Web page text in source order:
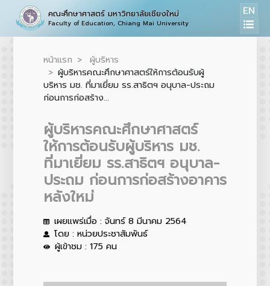
คณะศึกษาศาสตร์ มหาวิทยาลัยเชียงใหม่
Faculty of Education, Chiang Mai University
EN
หน้าแรก
ผู้บริหาร
ผู้บริหารคณะศึกษาศาสตร์ให้การต้อนรับผู้
บริหาร มช. ที่มาเยี่ยม รร.สาธิตฯ อนุบาล-ประถม
ก่อนการก่อสร้าง...
ผู้บริหารคณะศึกษาศาสตร์
ให้การต้อนรับผู้บริหาร มช.
ที่มาเยี่ยม รร.สาธิตฯ อนุบาล-
ประถม ก่อนการก่อสร้างอาคาร
หลังใหม่
เผยแพร่เมื่อ : จันทร์ 8 มีนาคม 2564
โดย : หน่วยประชาสัมพันธ์
ผู้เข้าชม : 175 คน